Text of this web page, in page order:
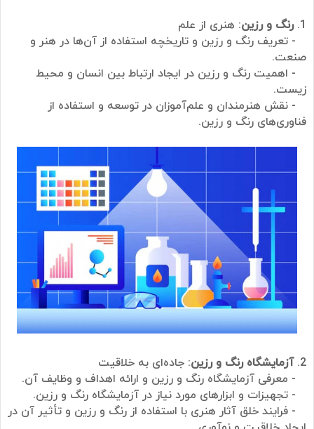
1. رنگ و رزین: هنری از علم
- تعریف رنگ و رزین و تاریخچه استفاده از آن‌ها در هنر و
صنعت.
- اهمیت رنگ و رزین در ایجاد ارتباط بین انسان و محیط
زیست.
- نقش هنرمندان و علم‌آموزان در توسعه و استفاده از
فناوری‌های رنگ و رزین.
2. آزمایشگاه رنگ و رزین: جاده‌ای به خلاقیت
- معرفی آزمایشگاه رنگ و رزین و ارائه اهداف و وظایف آن.
- تجهیزات و ابزارهای مورد نیاز در آزمایشگاه رنگ و رزین.
- فرایند خلق آثار هنری با استفاده از رنگ و رزین و تأثیر آن در